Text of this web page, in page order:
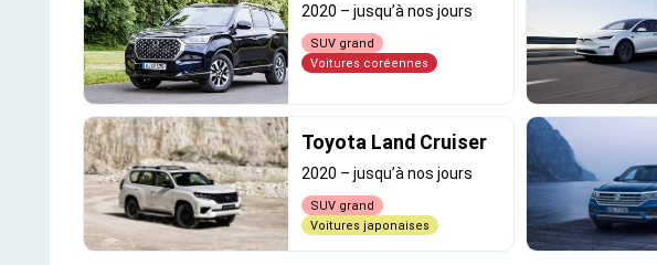
2020 – jusqu’à nos jours
SUV grand
Voitures coréennes
Toyota Land Cruiser
2020 – jusqu’à nos jours
SUV grand
Voitures japonaises